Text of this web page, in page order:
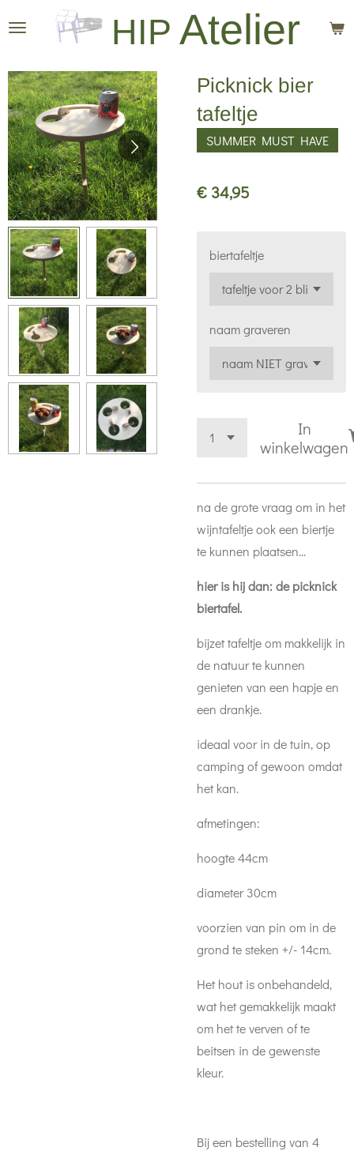
de
hoofdinhoud
HIP Atelier
Picknick bier
tafeltje
SUMMER MUST HAVE
€ 34,95
biertafeltje
naam graveren
In
winkelwagen
na de grote vraag om in het
wijntafeltje ook een biertje
te kunnen plaatsen...
hier is hij dan: de picknick
biertafel.
bijzet tafeltje om makkelijk in
de natuur te kunnen
genieten van een hapje en
een drankje.
ideaal voor in de tuin, op
camping of gewoon omdat
het kan.
afmetingen:
hoogte 44cm
diameter 30cm
voorzien van pin om in de
grond te steken +/- 14cm.
Het hout is onbehandeld,
wat het gemakkelijk maakt
om het te verven of te
beitsen in de gewenste
kleur.
Bij een bestelling van 4